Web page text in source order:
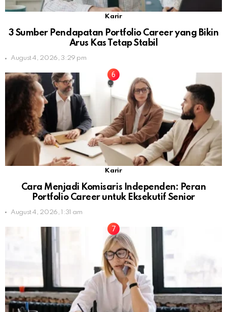
Karir
3 Sumber Pendapatan Portfolio Career yang Bikin
Arus Kas Tetap Stabil
August 4, 2026, 3:29 pm
Karir
Cara Menjadi Komisaris Independen: Peran
Portfolio Career untuk Eksekutif Senior
August 4, 2026, 1:31 am